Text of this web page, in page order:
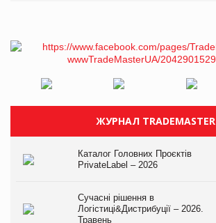
ЖУРНАЛ TRADEMASTER
Каталог Головних Проєктів
PrivateLabel – 2026
Сучасні рішення в
Логістиці&Дистрибуції – 2026.
Травень